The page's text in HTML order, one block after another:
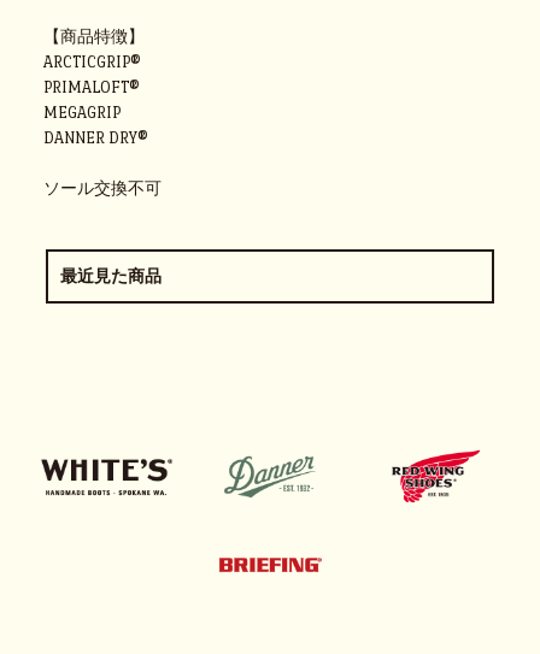
【商品特徴】
ARCTICGRIP®
PRIMALOFT®
MEGAGRIP
DANNER DRY®
ソール交換不可
最近見た商品